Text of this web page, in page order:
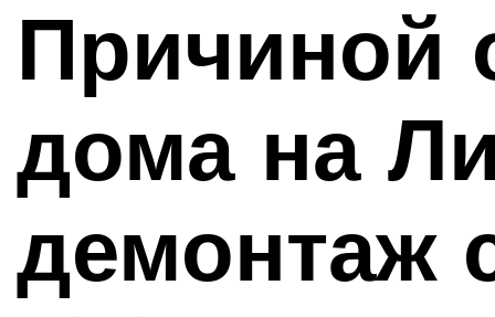
Причиной
дома на
демонтаж